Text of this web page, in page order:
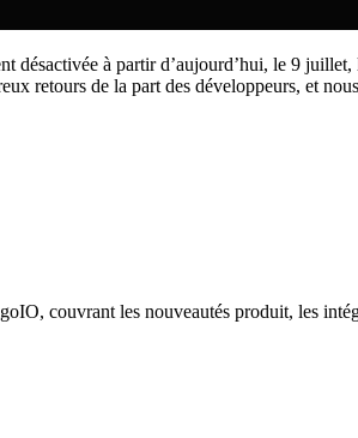
à partir d’aujourd’hui, le 9
retours de la part des développeurs, et
couvrant les nouveautés produit, les